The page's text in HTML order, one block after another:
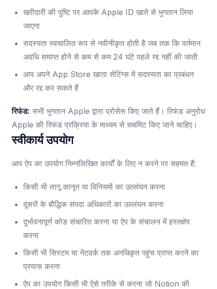
खरीदारी की पुष्टि पर आपके Apple ID खाते से भुगतान लिया
जाएगा
सदस्यता स्वचालित रूप से नवीनीकृत होती है जब तक कि वर्तमान
अवधि समाप्त होने से कम से कम 24 घंटे पहले रद्द नहीं की जाती
आप अपने App Store खाता सेटिंग्स में सदस्यता का प्रबंधन
और रद्द कर सकते हैं
रिफंड: सभी भुगतान Apple द्वारा प्रोसेस किए जाते हैं। रिफंड अनुरोध
Apple की रिफंड प्रक्रिया के माध्यम से सबमिट किए जाने चाहिए।
स्वीकार्य उपयोग
आप ऐप का उपयोग निम्नलिखित कार्यों के लिए न करने पर सहमत हैं:
किसी भी लागू कानून या विनियमों का उल्लंघन करना
दूसरों के बौद्धिक संपदा अधिकारों का उल्लंघन करना
दुर्भावनापूर्ण कोड संचारित करना या ऐप के संचालन में हस्तक्षेप
करना
किसी भी सिस्टम या नेटवर्क तक अनधिकृत पहुंच प्राप्त करने का
प्रयास करना
ऐप का उपयोग किसी भी ऐसे तरीके से करना जो Notion की